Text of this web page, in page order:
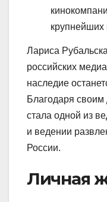
крупнейших
Лариса
российских
наследие
Благодаря своим
стала одной из
и ведении
России.
Личная